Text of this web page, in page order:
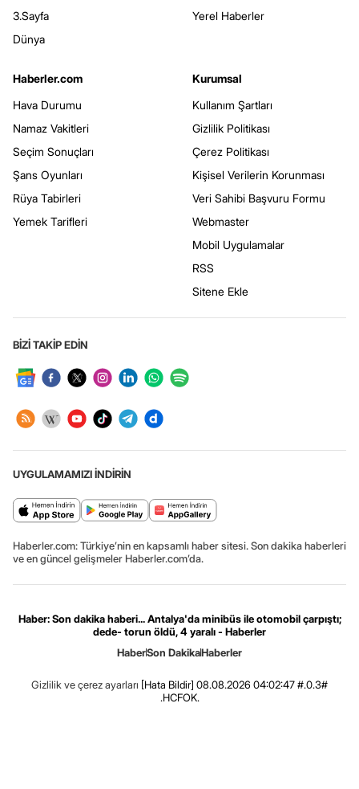
3.Sayfa
Dünya
Yerel Haberler
Haberler.com
Hava Durumu
Namaz Vakitleri
Seçim Sonuçları
Şans Oyunları
Rüya Tabirleri
Yemek Tarifleri
Kurumsal
Kullanım Şartları
Gizlilik Politikası
Çerez Politikası
Kişisel Verilerin Korunması
Veri Sahibi Başvuru Formu
Webmaster
Mobil Uygulamalar
RSS
Sitene Ekle
BİZİ TAKİP EDİN
UYGULAMAMIZI İNDİRİN
Haberler.com: Türkiye’nin en kapsamlı haber sitesi. Son dakika haberleri
ve en güncel gelişmeler Haberler.com’da.
Haber: Son dakika haberi... Antalya'da minibüs ile otomobil çarpıştı;
dede- torun öldü, 4 yaralı - Haberler
HaberSon DakikaHaberler
Gizlilik ve çerez ayarları [Hata Bildir] 08.08.2026 04:02:47 #.0.3#
.HCFOK.